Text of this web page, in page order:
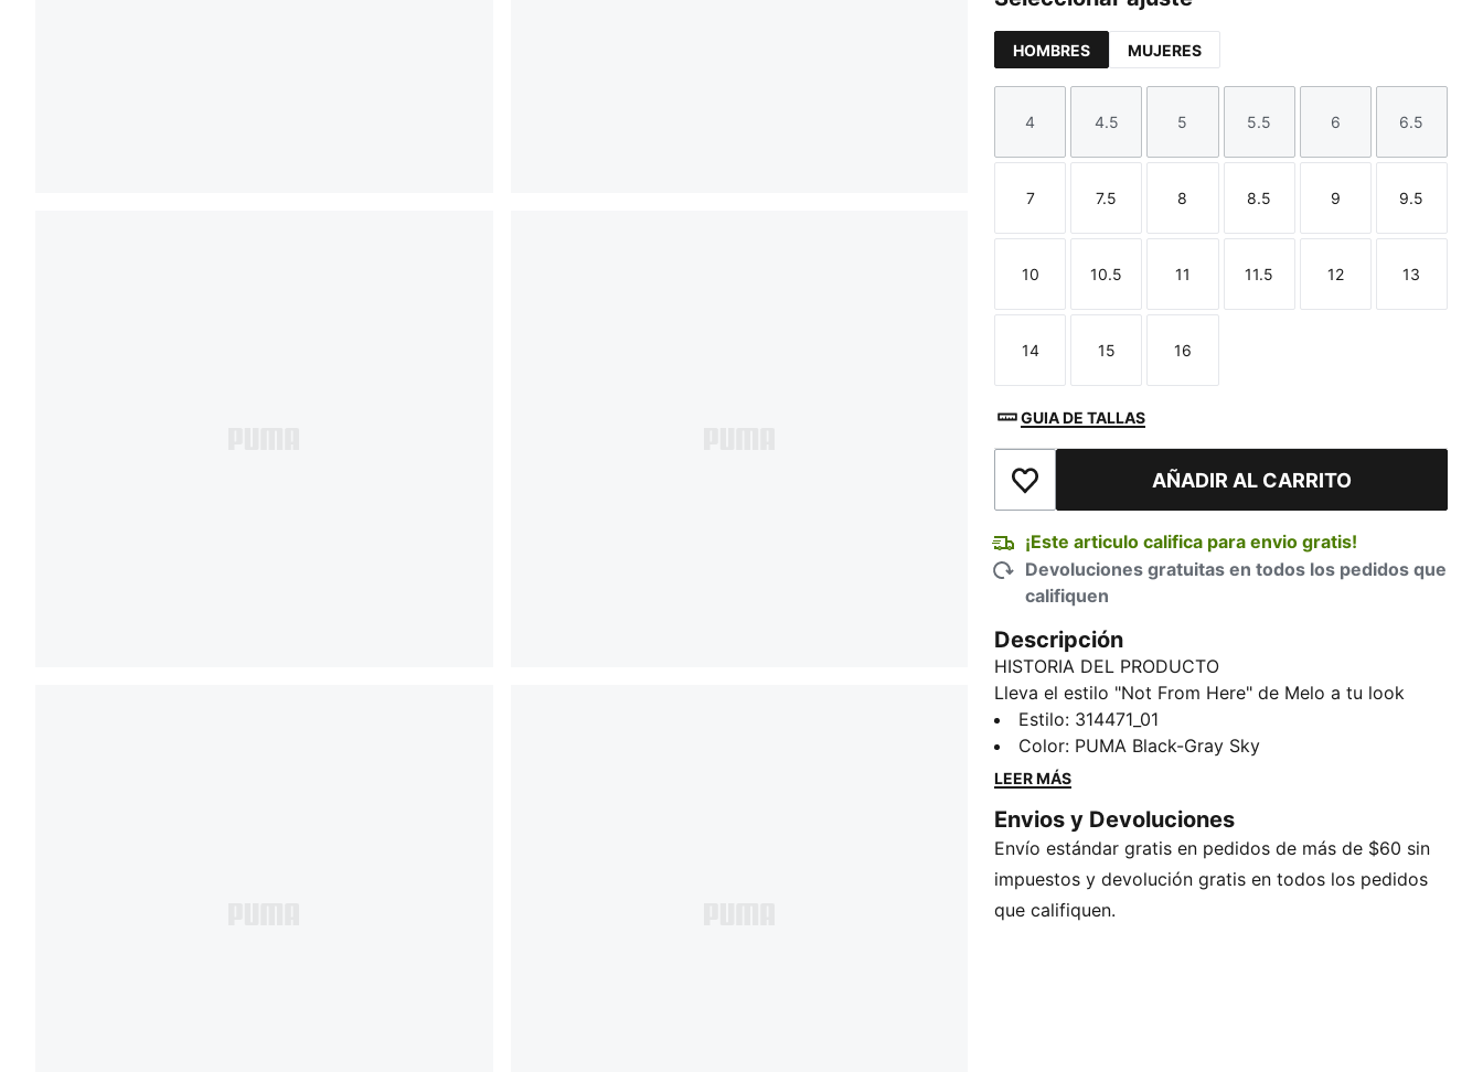
HOMBRES MUJERES
Talla
4
Talla
4.5
Talla
5
Talla
5.5
Talla
6
Talla
6.5
Talla
7
Talla
7.5
Talla
8
Talla
8.5
Talla
9
Talla
9.5
Talla
10
Talla
10.5
Talla
11
Talla
11.5
Talla
12
Talla
13
Talla
14
Talla
15
Talla
16
GUIA DE TALLAS
Añadir a la lista de deseosAÑADIR AL CARRITO
¡Este articulo califica para envio gratis!
Devoluciones gratuitas en todos los pedidos que
califiquen
Descripción
HISTORIA DEL PRODUCTO
Lleva el estilo "Not From Here" de Melo a tu look
fuera de la cancha con los tenis de básquetbol
LaFrancé. Inspirados en el estilo robusto y skater,
estos tenis son tan cómodos como atractivos. Llevan
DETALLES
Producto diseñado para: básquetbol
Ancho: regular
Cierre: cordones
Estilo: 314471_01
Color: PUMA Black-Gray Sky
LEER MÁS
Envios y Devoluciones
Envío estándar gratis en pedidos de más de $60 sin
impuestos y devolución gratis en todos los pedidos
que califiquen.